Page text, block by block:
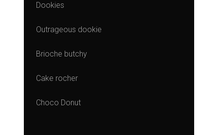
Dookies
Outrageous dookie
Brioche butchy
Cake rocher
Choco Donut